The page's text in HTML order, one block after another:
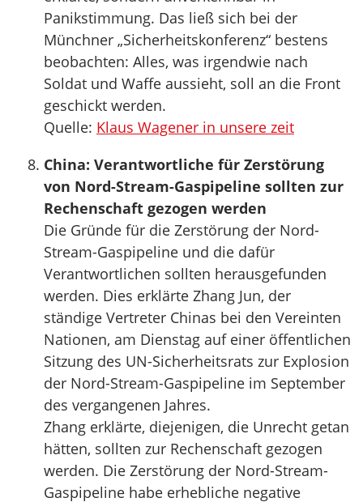
Panikstimmung. Das ließ sich bei der
Münchner „Sicherheitskonferenz“ bestens
beobachten: Alles, was irgendwie nach
Soldat und Waffe aussieht, soll an die Front
geschickt werden.
Quelle: Klaus Wagener in unsere zeit
China: Verantwortliche für Zerstörung
von Nord-Stream-Gaspipeline sollten zur
Rechenschaft gezogen werden
Die Gründe für die Zerstörung der Nord-
Stream-Gaspipeline und die dafür
Verantwortlichen sollten herausgefunden
werden. Dies erklärte Zhang Jun, der
ständige Vertreter Chinas bei den Vereinten
Nationen, am Dienstag auf einer öffentlichen
Sitzung des UN-Sicherheitsrats zur Explosion
der Nord-Stream-Gaspipeline im September
des vergangenen Jahres.
Zhang erklärte, diejenigen, die Unrecht getan
hätten, sollten zur Rechenschaft gezogen
werden. Die Zerstörung der Nord-Stream-
Gaspipeline habe erhebliche negative